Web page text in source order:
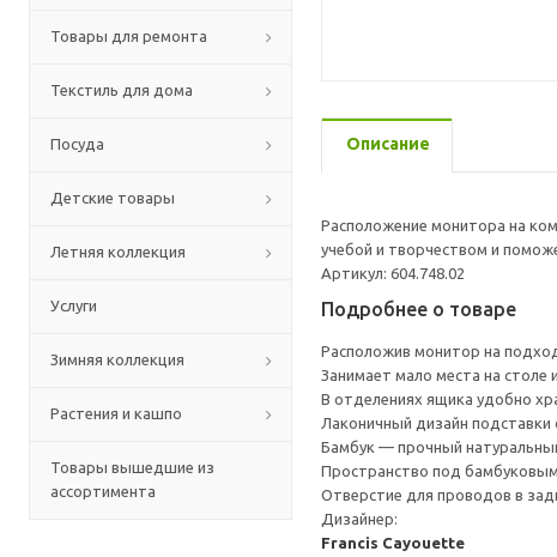
Товары для ремонта
Текстиль для дома
Посуда
Детские товары
Летняя коллекция
Услуги
Зимняя коллекция
Растения и кашпо
Товары вышедшие из
ассортимента
Описание
Расположение монитора на
учебой и творчеством и
Артикул: 604.748.02
Подробнее о товаре
Расположив монитор на
Занимает мало места на столе
В отделениях ящика удобно
Лаконичный дизайн подставки
Бамбук — прочный
Пространство под
Отверстие для проводов в
Дизайнер:
Francis Cayouette